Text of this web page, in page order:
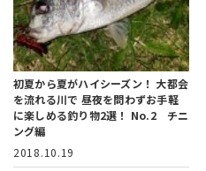
初夏から夏がハイシーズン！ 大都会
を流れる川で 昼夜を問わずお手軽
に楽しめる釣り物2選！ No.2 チニ
ング編
2018.10.19